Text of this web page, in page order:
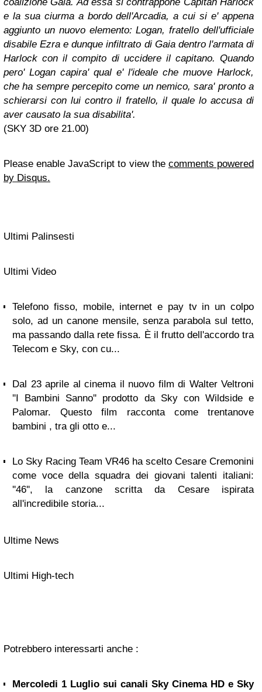
e la sua ciurma a bordo dell'Arcadia, a cui si e' appena
aggiunto un nuovo elemento: Logan, fratello dell'ufficiale
disabile Ezra e dunque infiltrato di Gaia dentro l'armata di
Harlock con il compito di uccidere il capitano. Quando
pero' Logan capira' qual e' l'ideale che muove Harlock,
che ha sempre percepito come un nemico, sara' pronto a
schierarsi con lui contro il fratello, il quale lo accusa di
aver causato la sua disabilita'.
(SKY 3D ore 21.00)
Please enable JavaScript to view the comments powered
by Disqus.
Ultimi Palinsesti
Ultimi Video
Telefono fisso, mobile, internet e pay tv in un colpo
solo, ad un canone mensile, senza parabola sul tetto,
ma passando dalla rete fissa. È il frutto dell'accordo tra
Telecom e Sky, con cu...
Dal 23 aprile al cinema il nuovo film di Walter Veltroni
''I Bambini Sanno'' prodotto da Sky con Wildside e
Palomar. Questo film racconta come trentanove
bambini , tra gli otto e...
Lo Sky Racing Team VR46 ha scelto Cesare Cremonini
come voce della squadra dei giovani talenti italiani:
''46'', la canzone scritta da Cesare ispirata
all'incredibile storia...
Ultime News
Ultimi High-tech
Potrebbero interessarti anche :
Mercoledi 1 Luglio sui canali Sky Cinema HD e Sky